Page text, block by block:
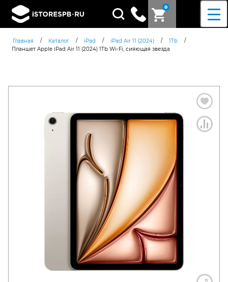
0
Поиск
товаров
Главная / Каталог / iPad / iPad Air 11 (2024) / 1Tb
/
Планшет Apple iPad Air 11 (2024) 1Tb Wi-Fi, сияющая звезда
Согласен cполитикой
конфиденциальности